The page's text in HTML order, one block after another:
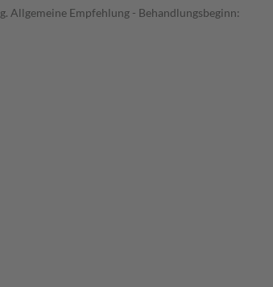
Allgemeine Empfehlung - Behandlungsbeginn: